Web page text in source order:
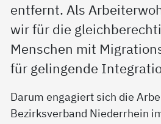
entfernt. Als
wir für die
Menschen mit
für gelingende
Darum engagiert sich die
Bezirksverband Niederrhein